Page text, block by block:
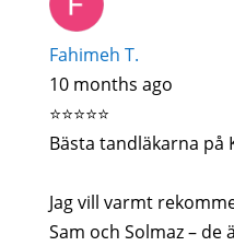
Fahimeh T.
10 months ago
⭐️⭐️⭐️⭐️⭐️
Bästa tandläkarna på
Jag vill varmt
Sam och Solmaz – de